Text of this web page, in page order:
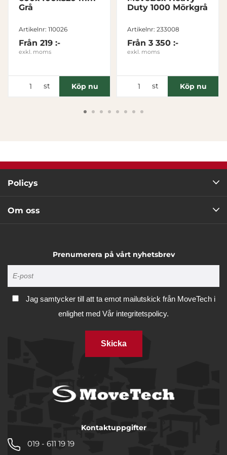
Tillåt urval
Avvisa
Grå
Artikelnr: 110026
Från 219 :-
exkl. moms
st Köp nu
Duty 1000 Mörkgrå
Artikelnr: 233008
Från 3 350 :-
exkl. moms
st Köp nu
Policys
Om oss
Prenumerera på vårt nyhetsbrev
Jag samtycker till att ta emot mailutskick från MoveTech i
enlighet med Vår integritetspolicy.
Skicka
Kontaktuppgifter
019 - 611 19 19